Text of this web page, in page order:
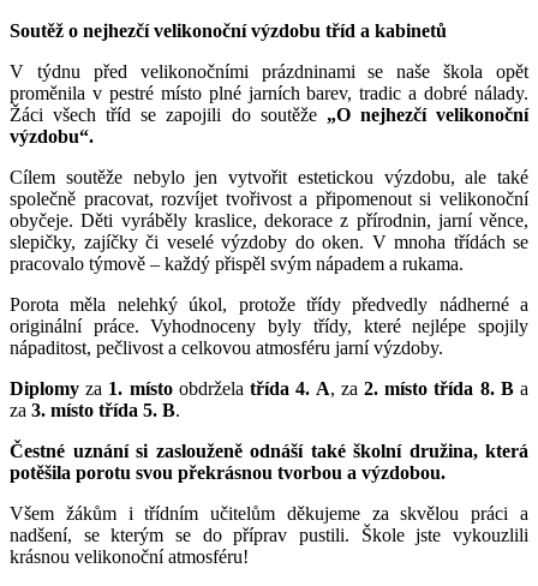
Soutěž o nejhezčí velikonoční výzdobu tříd a kabinetů
V týdnu před velikonočními prázdninami se naše škola opět
proměnila v pestré místo plné jarních barev, tradic a dobré nálady.
Žáci všech tříd se zapojili do soutěže „O nejhezčí velikonoční
výzdobu“.
Cílem soutěže nebylo jen vytvořit estetickou výzdobu, ale také
společně pracovat, rozvíjet tvořivost a připomenout si velikonoční
obyčeje. Děti vyráběly kraslice, dekorace z přírodnin, jarní věnce,
slepičky, zajíčky či veselé výzdoby do oken. V mnoha třídách se
pracovalo týmově – každý přispěl svým nápadem a rukama.
Porota měla nelehký úkol, protože třídy předvedly nádherné a
originální práce. Vyhodnoceny byly třídy, které nejlépe spojily
nápaditost, pečlivost a celkovou atmosféru jarní výzdoby.
Diplomy za 1. místoobdrželatřída 4. A, za 2. místo třída 8. Ba
za 3. místo třída 5. B.
Čestné uznání si zaslouženě odnáší také školní družina, která
potěšila porotu svou překrásnou tvorbou a výzdobou.
Všem žákům i třídním učitelům děkujeme za skvělou práci a
nadšení, se kterým se do příprav pustili. Škole jste vykouzlili
krásnou velikonoční atmosféru!